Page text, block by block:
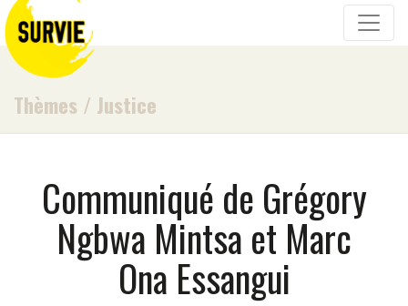
Thèmes / Justice
Communiqué de Grégory
Ngbwa Mintsa et Marc
Ona Essangui